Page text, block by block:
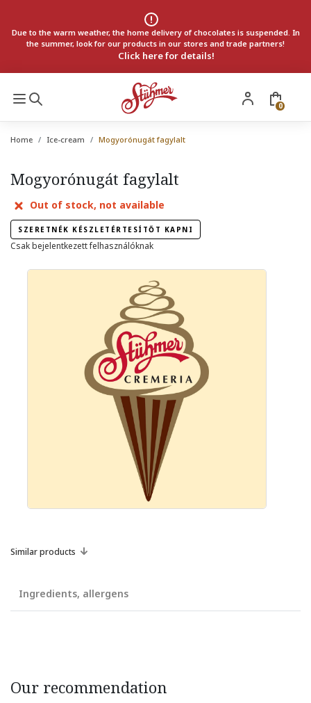
Due to the warm weather, the home delivery of chocolates is suspended. In
the summer, look for our products in our stores and trade partners!
Click here for details!
0
Home Ice-cream Mogyorónugát fagylalt
Mogyorónugát fagylalt
Out of stock, not available
SZERETNÉK KÉSZLETÉRTESÍTŐT KAPNI
Csak bejelentkezett felhasználóknak
Similar products
Ingredients, allergens
Our recommendation